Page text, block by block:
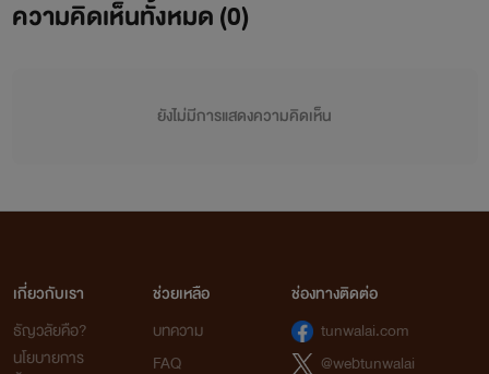
ความคิดเห็นทั้งหมด (0)
ยังไม่มีการแสดงความคิดเห็น
เกี่ยวกับเรา
ธัญวลัยคือ?
นโยบายการ
ช่วยเหลือ
บทความ
FAQ
ช่องทางติดต่อ
tunwalai.com
@webtunwalai